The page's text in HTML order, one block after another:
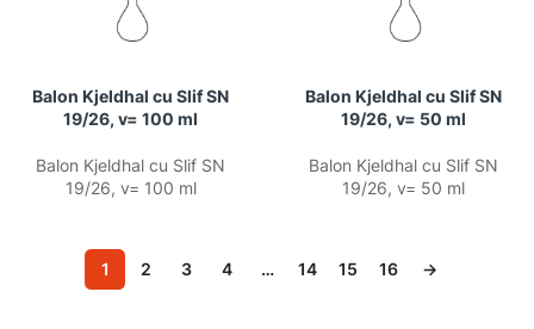
Balon Kjeldhal cu Slif SN
19/26, v= 100 ml
Balon Kjeldhal cu Slif SN
19/26, v= 100 ml
Balon Kjeldhal cu Slif SN
19/26, v= 50 ml
Balon Kjeldhal cu Slif SN
19/26, v= 50 ml
1 2 3 4 … 14 15 16 →